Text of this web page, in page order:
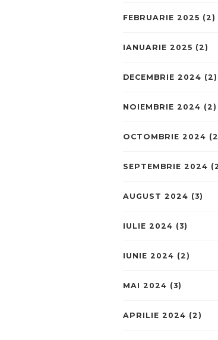
FEBRUARIE 2025 (2)
IANUARIE 2025 (2)
DECEMBRIE 2024 (2)
NOIEMBRIE 2024 (2)
OCTOMBRIE 2024
SEPTEMBRIE 2024
AUGUST 2024 (3)
IULIE 2024 (3)
IUNIE 2024 (2)
MAI 2024 (3)
APRILIE 2024 (2)